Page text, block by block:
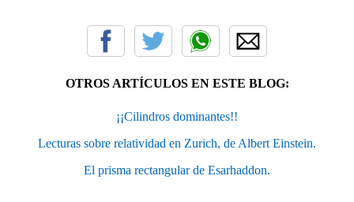
OTROS ARTÍCULOS EN ESTE BLOG:
¡¡Cilindros dominantes!!
Lecturas sobre relatividad en Zurich, de Albert Einstein.
El prisma rectangular de Esarhaddon.